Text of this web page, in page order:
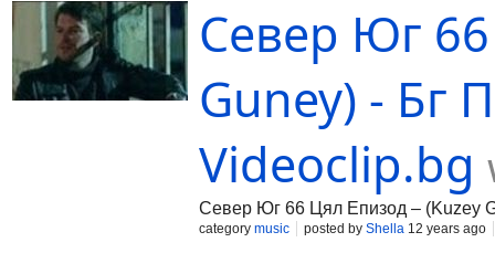
Север Юг
Guney) - Бг
Videoclip.bg
Север Юг 66 Цял Епизод – (Kuzey
category music posted by Shella 12 years ago